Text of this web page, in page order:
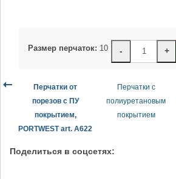
- +
Размер перчаток: 10
Перчатки от
порезов с ПУ
покрытием,
PORTWEST art. A622
Перчатки с
полиуретановым
покрытием
Поделиться в соцсетях: